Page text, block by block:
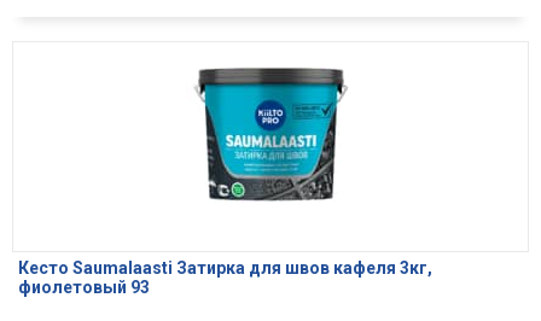
Кесто Saumalaasti Затирка для швов кафеля 3кг,
фиолетовый 93